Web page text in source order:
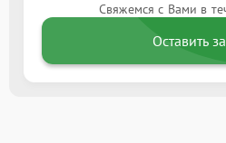
Свяжемся с Вами в
Оставить